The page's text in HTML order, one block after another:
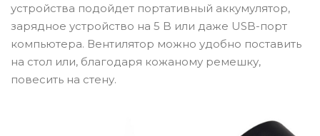
устройства подойдет портативный аккумулятор,
зарядное устройство на 5 B или даже USB-порт
компьютера. Вентилятор можно удобно поставить
на стол или, благодаря кожаному ремешку,
повесить на стену.